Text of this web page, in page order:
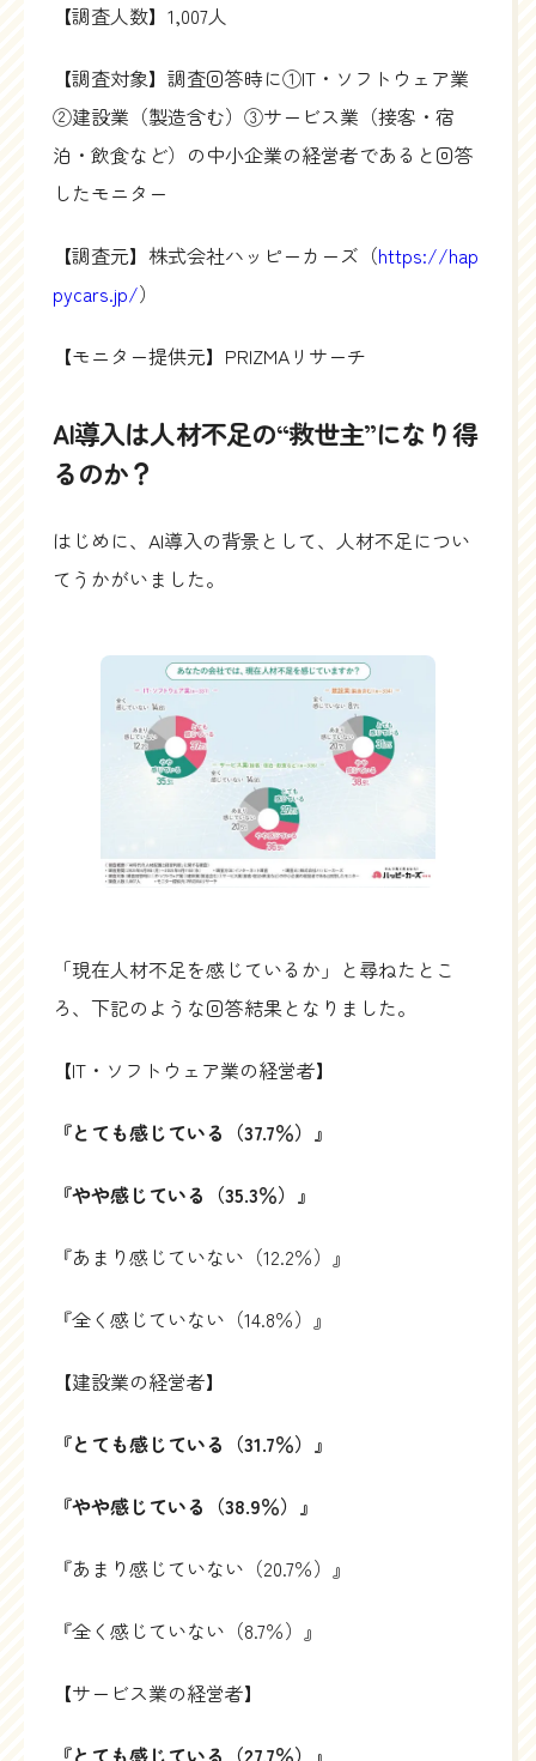
【調査人数】1,007人
【調査対象】調査回答時に①IT・ソフトウェア業
②建設業（製造含む）③サービス業（接客・宿
泊・飲食など）の中小企業の経営者であると回答
したモニター
【調査元】株式会社ハッピーカーズ（https://hap
pycars.jp/）
【モニター提供元】PRIZMAリサーチ
AI導入は人材不足の“救世主”になり得
るのか？
はじめに、AI導入の背景として、人材不足につい
てうかがいました。
「現在人材不足を感じているか」と尋ねたとこ
ろ、下記のような回答結果となりました。
【IT・ソフトウェア業の経営者】
『とても感じている（37.7％）』
『やや感じている（35.3％）』
『あまり感じていない（12.2％）』
『全く感じていない（14.8％）』
【建設業の経営者】
『とても感じている（31.7％）』
『やや感じている（38.9％）』
『あまり感じていない（20.7％）』
『全く感じていない（8.7％）』
【サービス業の経営者】
『とても感じている（27.7％）』